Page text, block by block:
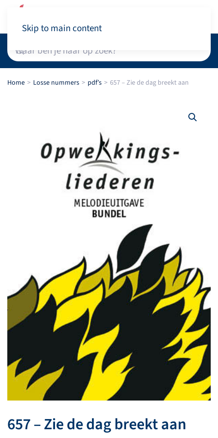
Skip to main content
Home Losse nummers pdf’s 657 – Zie de dag breekt aan
657 – Zie de dag breekt aan